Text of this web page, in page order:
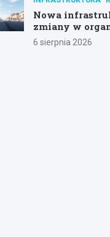
Nowa
zmiany w
6 sierpnia 2026